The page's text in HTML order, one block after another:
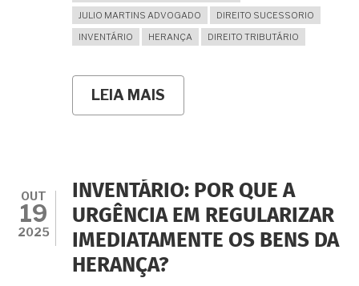
JULIO MARTINS ADVOGADO
DIREITO SUCESSORIO
INVENTÁRIO
HERANÇA DIREITO TRIBUTÁRIO
LEIA MAIS
PGBL
INVENTÁRIO?
A
BATALHA
JUDICIAL
CONTRA
A
COBRANÇA
OUT
19
2025
INVENTÁRIO: POR QUE A
URGÊNCIA EM REGULARIZAR
IMEDIATAMENTE OS BENS DA
HERANÇA?